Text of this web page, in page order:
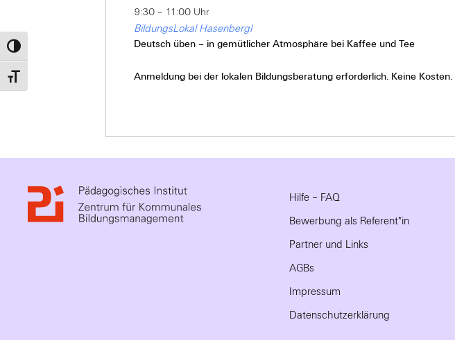
Umschalten auf hohe Kontraste
Schrift vergrößern
9:30 – 11:00 Uhr
BildungsLokal Hasenbergl
Deutsch üben – in gemütlicher Atmosphäre bei Kaffee und Tee
Anmeldung bei der lokalen Bildungsberatung erforderlich. Keine Kosten.
Hilfe – FAQ
Bewerbung als Referent*in
Partner und Links
AGBs
Impressum
Datenschutzerklärung